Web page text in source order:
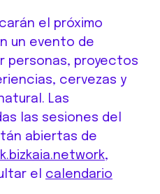
el próximo
un evento de
personas, proyectos
cervezas y
Las
las sesiones del
abiertas de
,
el calendario